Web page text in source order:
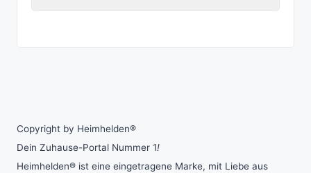
Copyright by Heimhelden®
Dein Zuhause-Portal Nummer 1!
Heimhelden® ist eine eingetragene Marke, mit Liebe aus